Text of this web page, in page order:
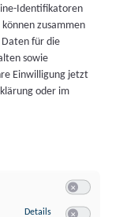
Identifikatoren
zusammen
für die
sowie
Einwilligung jetzt
oder im
Details zu Speichern von